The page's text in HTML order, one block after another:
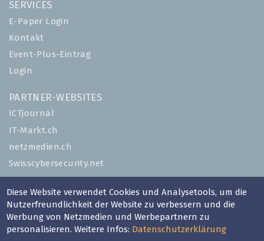
SERVICES
E-Paper Login
Kontakt
Event-Plus-Eintrag
Login
PARTNER-WEBSITES
ICTjournal
IT-Markt.ch
netzmedien.ch
Swisscybersecurity.net
© NETZMEDIEN AG 2026
Impressum
AGB
Diese Website verwendet Cookies und Analysetools, um die
Nutzerfreundlichkeit der Website zu verbessern und die
Werbung von Netzmedien und Werbepartnern zu
personalisieren. Weitere Infos: Datenschutzerklärung